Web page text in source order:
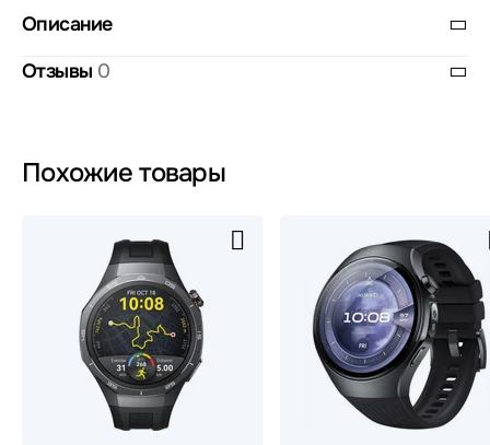
Описание
Отзывы 0
Похожие товары